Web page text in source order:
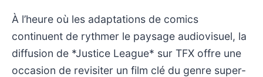
À l’heure où les adaptations de comics
continuent de rythmer le paysage audiovisuel, la
diffusion de *Justice League* sur TFX offre une
occasion de revisiter un film clé du genre super-